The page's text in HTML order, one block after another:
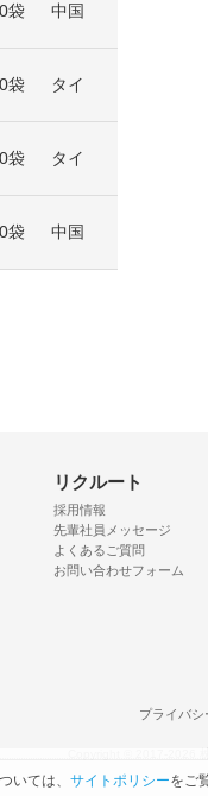
袋 中国
袋 タイ
袋 タイ
袋 中国
リクルート
採用情報
先輩社員メッセージ
よくあるご質問
お問い合わせフォーム
プライバシ
いては、 サイトポリシーをご